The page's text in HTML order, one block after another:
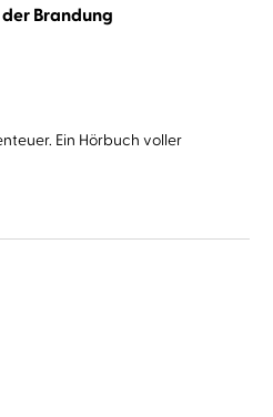
Brandung
Ein Hörbuch voller